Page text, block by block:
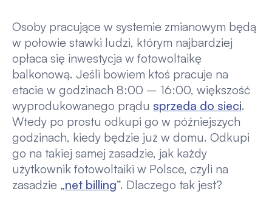
Osoby pracujące w systemie zmianowym będą
w połowie stawki ludzi, którym najbardziej
opłaca się inwestycja w fotowoltaikę
balkonową. Jeśli bowiem ktoś pracuje na
etacie w godzinach 8:00 – 16:00, większość
wyprodukowanego prądu sprzeda do sieci.
Wtedy po prostu odkupi go w późniejszych
godzinach, kiedy będzie już w domu. Odkupi
go na takiej samej zasadzie, jak każdy
użytkownik fotowoltaiki w Polsce, czyli na
zasadzie „net billing”. Dlaczego tak jest?